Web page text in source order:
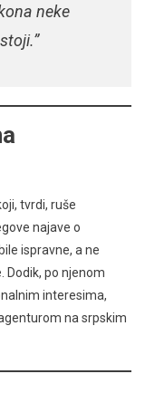
neke
tvrdi, ruše
najave o
ispravne, a ne
Dodik, po njenom
interesima,
na srpskim